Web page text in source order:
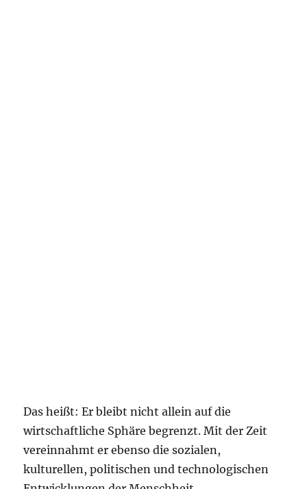
Das heißt: Er bleibt nicht allein auf die
wirtschaftliche Sphäre begrenzt. Mit der Zeit
vereinnahmt er ebenso die sozialen,
kulturellen, politischen und technologischen